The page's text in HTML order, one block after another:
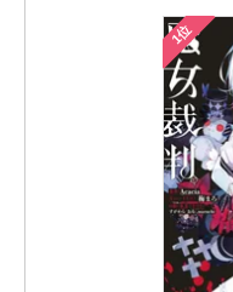
1位